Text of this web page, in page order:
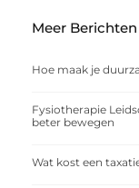
Meer Berichten
Hoe maak je
Fysiotherapie
beter bewegen
Wat kost een